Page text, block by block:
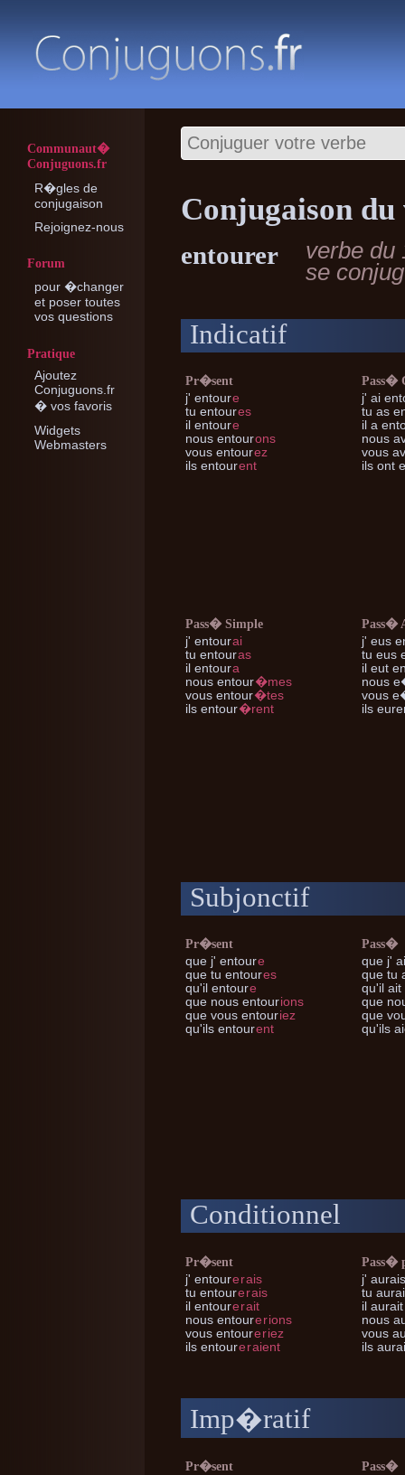
Communaut�
Conjuguons.fr
R�gles de
conjugaison
Rejoignez-nous
Forum
pour �changer
et poser toutes
vos questions
Pratique
Ajoutez
Conjuguons.fr
� vos favoris
Widgets
Webmasters
Conjugaison
entourer
verbe du
se
Indicatif
Pr�sent
j' entoure
tu entoures
il entoure
nous entourons
vous entourez
ils entourent
Pass�
j' ai
tu as
il a
nous
vous
ils ont
Pass� Simple
j' entourai
tu entouras
il entoura
nous entour�mes
vous entour�tes
ils entour�rent
Pass�
j' eus
tu eus
il eut
nous
vous
ils
Subjonctif
Pr�sent
que j' entoure
que tu entoures
qu'il entoure
que nous entourions
que vous entouriez
qu'ils entourent
Pass�
que j'
que tu
qu'il ait
que
que
qu'ils
Conditionnel
Pr�sent
j' entourerais
tu entourerais
il entourerait
nous entourerions
vous entoureriez
ils entoureraient
Pass�
j'
tu
il
nous
vous
ils
Imp�ratif
Pr�sent
Pass�